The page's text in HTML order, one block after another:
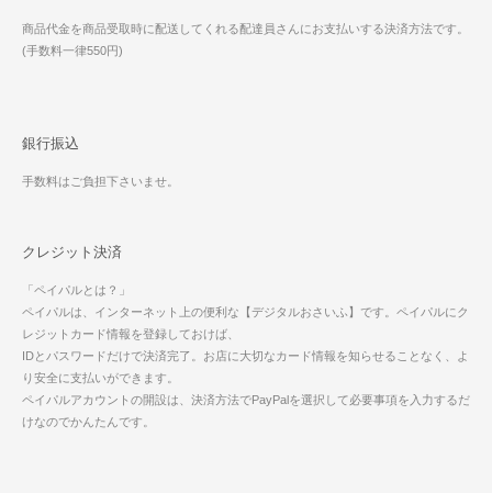
商品代金を商品受取時に配送してくれる配達員さんにお支払いする決済方法です。
(手数料一律550円)
銀行振込
手数料はご負担下さいませ。
クレジット決済
「ペイパルとは？」
ペイパルは、インターネット上の便利な【デジタルおさいふ】です。ペイパルにク
レジットカード情報を登録しておけば、
IDとパスワードだけで決済完了。お店に大切なカード情報を知らせることなく、よ
り安全に支払いができます。
ペイパルアカウントの開設は、決済方法でPayPalを選択して必要事項を入力するだ
けなのでかんたんです。